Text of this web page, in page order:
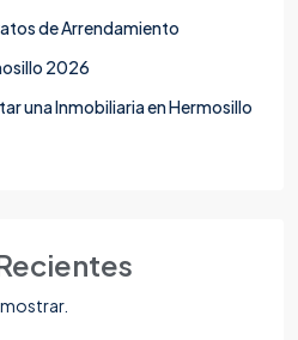
de Arrendamiento
2026
una Inmobiliaria en Hermosillo